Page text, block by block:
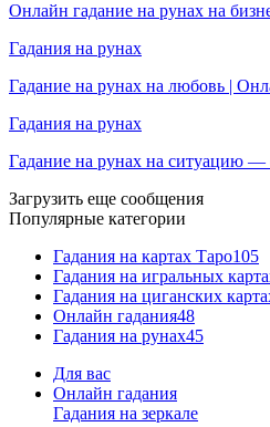
Онлайн гадание на рунах на
Гадания на рунах
Гадание на рунах на любовь |
Гадания на рунах
Гадание на рунах на ситуацию —
Загрузить еще сообщения
Популярные категории
Гадания на картах Таро105
Гадания на игральных
Гадания на циганских
Онлайн гадания48
Гадания на рунах45
Для вас
Онлайн гадания
Гадания на зеркале